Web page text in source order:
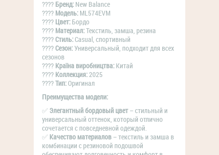
???? Бренд: New Balance
???? Модель: ML574EVM
???? Цвет: Бордо
???? Материал:Текстиль, замша, резина
????Стиль:Casual, спортивный
????Сезон:Универсальный, подходит для всех
сезонов
???? Країна виробництва: Китай
???? Коллекция:2025
????Тип:Оригинал
Преимущества модели:
✅ Элегантный бордовый цвет– стильный и
универсальный оттенок, который отлично
сочетается с повседневной одеждой.
✅ Качество материалов – текстиль и замша в
комбинации с резиновой подошвой